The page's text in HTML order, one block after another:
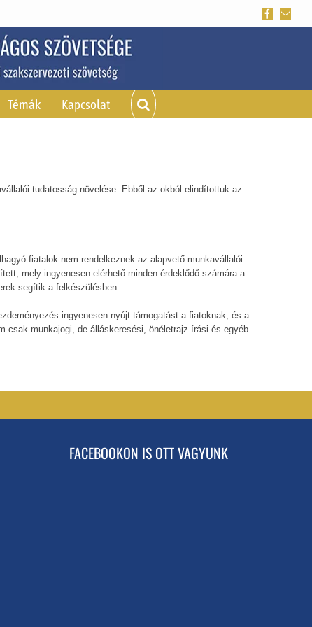
Facebook
Témák Kapcsolat
tudatosság növelése. Ebből az okból elindítottuk az
fiatalok nem rendelkeznek az alapvető munkavállalói
mely ingyenesen elérhető minden érdeklődő számára a
segítik a felkészülésben.
ingyenesen nyújt támogatást a fiatoknak, és a
csak munkajogi, de álláskeresési, önéletrajz írási és egyéb
FACEBOOKON IS OTT VAGYUNK